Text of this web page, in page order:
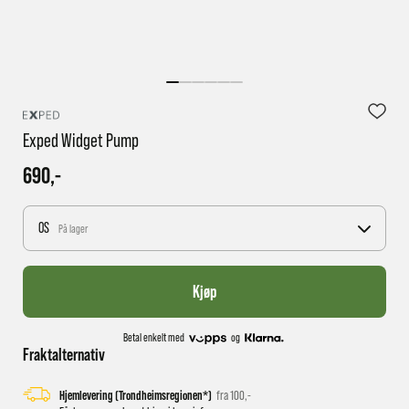
1 virkedag har e-posten trolig ikke nådd gjennom til
Exped Widget Pump
690,-
OS På lager
Kjøp
Betal enkelt med og
Fraktalternativ
Hjemlevering (Trondheimsregionen*) fra 100,-